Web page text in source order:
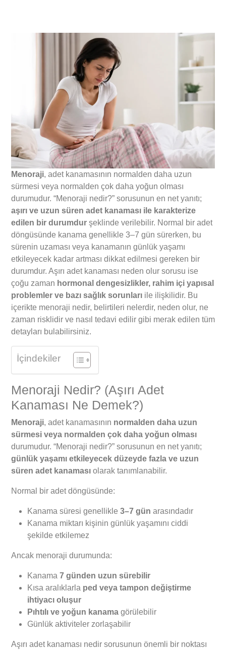
Menoraji, adet kanamasının normalden daha uzun
sürmesi veya normalden çok daha yoğun olması
durumudur. “Menoraji nedir?” sorusunun en net yanıtı;
aşırı ve uzun süren adet kanaması ile karakterize
edilen bir durumdur şeklinde verilebilir. Normal bir adet
döngüsünde kanama genellikle 3–7 gün sürerken, bu
sürenin uzaması veya kanamanın günlük yaşamı
etkileyecek kadar artması dikkat edilmesi gereken bir
durumdur. Aşırı adet kanaması neden olur sorusu ise
çoğu zaman hormonal dengesizlikler, rahim içi yapısal
problemler ve bazı sağlık sorunları ile ilişkilidir. Bu
içerikte menoraji nedir, belirtileri nelerdir, neden olur, ne
zaman risklidir ve nasıl tedavi edilir gibi merak edilen tüm
detayları bulabilirsiniz.
İçindekiler
Menoraji Nedir? (Aşırı Adet
Kanaması Ne Demek?)
Menoraji, adet kanamasının normalden daha uzun
sürmesi veya normalden çok daha yoğun olması
durumudur. “Menoraji nedir?” sorusunun en net yanıtı;
günlük yaşamı etkileyecek düzeyde fazla ve uzun
süren adet kanaması olarak tanımlanabilir.
Normal bir adet döngüsünde:
Kanama süresi genellikle 3–7 gün arasındadır
Kanama miktarı kişinin günlük yaşamını ciddi
şekilde etkilemez
Ancak menoraji durumunda:
Kanama 7 günden uzun sürebilir
Kısa aralıklarla ped veya tampon değiştirme
ihtiyacı oluşur
Pıhtılı ve yoğun kanama görülebilir
Günlük aktiviteler zorlaşabilir
Aşırı adet kanaması nedir sorusunun önemli bir noktası